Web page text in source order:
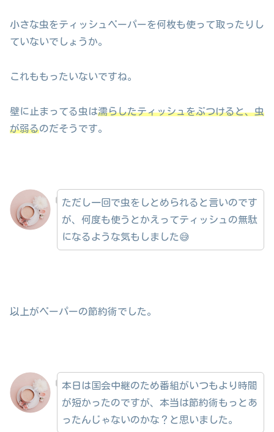
小さな虫をティッシュペーパーを何枚も使って取ったりし
ていないでしょうか。
これももったいないですね。
壁に止まってる虫は濡らしたティッシュをぶつけると、虫
が弱るのだそうです。
ただし一回で虫をしとめられると言いのです
が、何度も使うとかえってティッシュの無駄
になるような気もしました😅
以上がペーパーの節約術でした。
本日は国会中継のため番組がいつもより時間
が短かったのですが、本当は節約術もっとあ
ったんじゃないのかな？と思いました。